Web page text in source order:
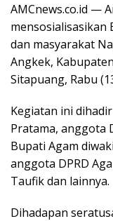
AMCnews.co.id —
mensosialisasikan
dan masyarakat
Angkek,
Sitapuang, Rabu
Kegiatan ini
Pratama, anggota
Bupati Agam
anggota DPRD
Taufik dan lainnya.
Dihadapan